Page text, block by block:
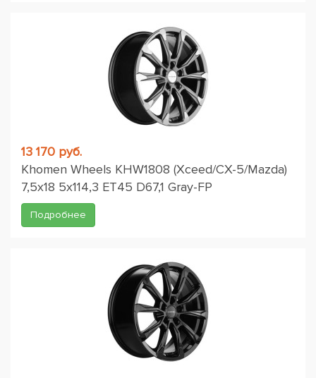
13 170 руб.
Khomen Wheels KHW1808 (Xceed/CX-5/Mazda)
7,5x18 5x114,3 ET45 D67,1 Gray-FP
Подробнее